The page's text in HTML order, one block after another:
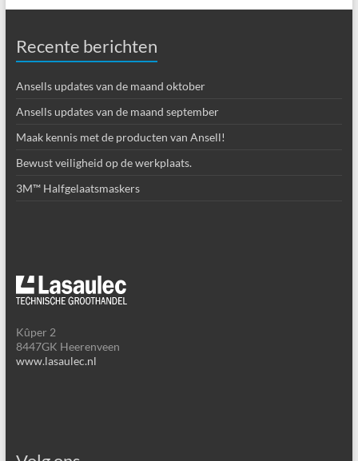
Recente berichten
Ansells updates van de maand oktober
Ansells updates van de maand september
Maak kennis met de producten van Ansell!
Bewust veiligheid op de werkplaats.
3M™ Halfgelaatsmaskers
Kûper 2
8447GK Heerenveen
www.lasaulec.nl